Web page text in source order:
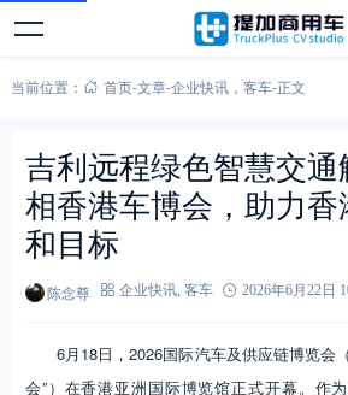
当前位置： 首页-文章-企业快讯， 客车-正文
吉利远程绿色智慧交
相香港车博会，助力香
和目标
陈念尊 企业快讯, 客车 2026年6月22日
6月18日，2026国际汽车及供应链博览会
会”）在香港亚洲国际博览馆正式开幕。作